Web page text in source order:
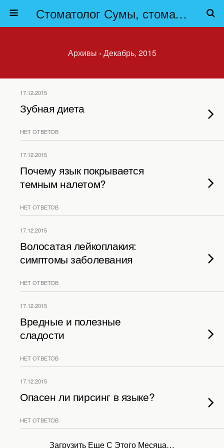
Стоматолог Сумы, стоматологические клиники Сумы, детская стоматология в Сумах. | Частная стоматология Сумы
Архивы › Декабрь, 2015
17.12.2015
Зубная диета
НЕТ ОТВЕТОВ
17.12.2015
Почему язык покрывается
темным налетом?
НЕТ ОТВЕТОВ
17.12.2015
Волосатая лейкоплакия:
симптомы заболевания
НЕТ ОТВЕТОВ
17.12.2015
Вредные и полезные
сладости
НЕТ ОТВЕТОВ
17.12.2015
Опасен ли пирсинг в языке?
НЕТ ОТВЕТОВ
Загрузить Еще С Этого Месяца…